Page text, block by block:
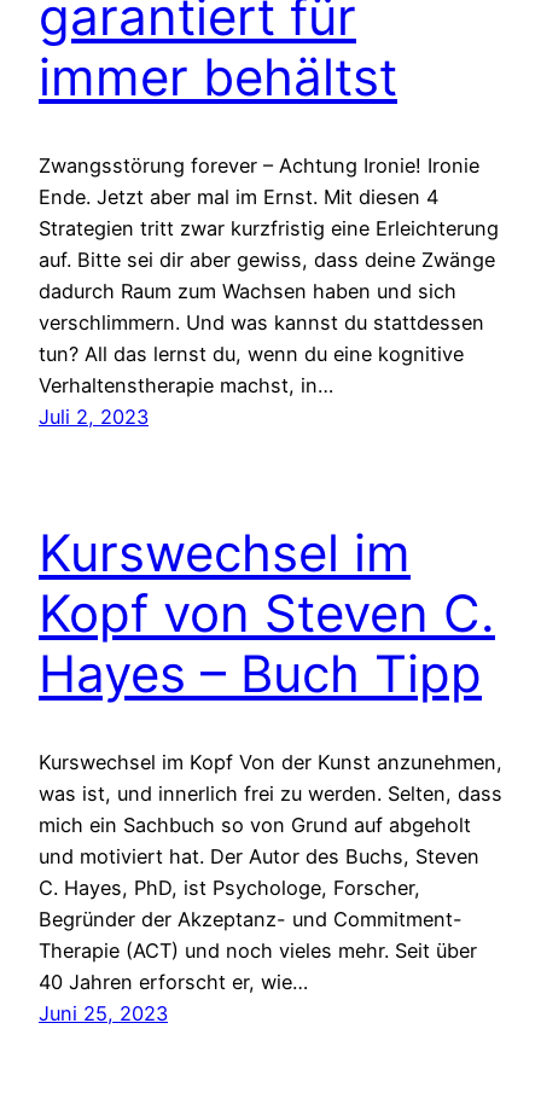
garantiert für
immer behältst
Zwangsstörung forever – Achtung Ironie! Ironie
Ende. Jetzt aber mal im Ernst. Mit diesen 4
Strategien tritt zwar kurzfristig eine Erleichterung
auf. Bitte sei dir aber gewiss, dass deine Zwänge
dadurch Raum zum Wachsen haben und sich
verschlimmern. Und was kannst du stattdessen
tun? All das lernst du, wenn du eine kognitive
Verhaltenstherapie machst, in…
Juli 2, 2023
Kurswechsel im
Kopf von Steven C.
Hayes – Buch Tipp
Kurswechsel im Kopf Von der Kunst anzunehmen,
was ist, und innerlich frei zu werden. Selten, dass
mich ein Sachbuch so von Grund auf abgeholt
und motiviert hat. Der Autor des Buchs, Steven
C. Hayes, PhD, ist Psychologe, Forscher,
Begründer der Akzeptanz- und Commitment-
Therapie (ACT) und noch vieles mehr. Seit über
40 Jahren erforscht er, wie…
Juni 25, 2023